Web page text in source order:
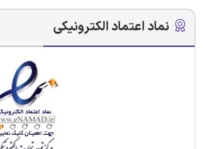
نماد اعتماد الکترونیکی